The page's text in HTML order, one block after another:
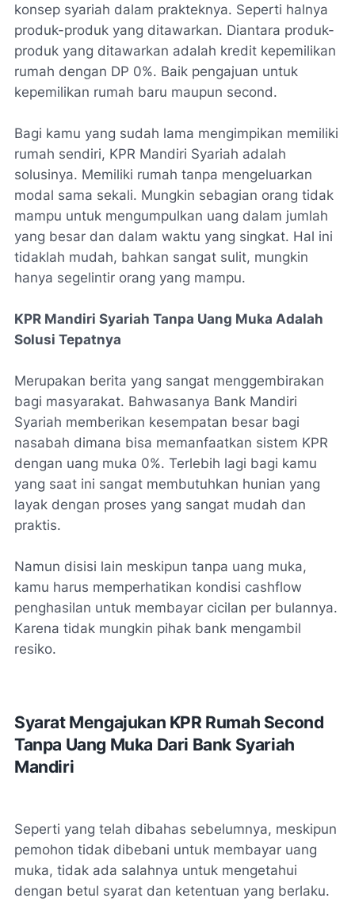
konsep syariah dalam prakteknya. Seperti halnya
produk-produk yang ditawarkan. Diantara produk-
produk yang ditawarkan adalah kredit kepemilikan
rumah dengan DP 0%. Baik pengajuan untuk
kepemilikan rumah baru maupun second.
Bagi kamu yang sudah lama mengimpikan memiliki
rumah sendiri, KPR Mandiri Syariah adalah
solusinya. Memiliki rumah tanpa mengeluarkan
modal sama sekali. Mungkin sebagian orang tidak
mampu untuk mengumpulkan uang dalam jumlah
yang besar dan dalam waktu yang singkat. Hal ini
tidaklah mudah, bahkan sangat sulit, mungkin
hanya segelintir orang yang mampu.
KPR Mandiri Syariah Tanpa Uang Muka Adalah
Solusi Tepatnya
Merupakan berita yang sangat menggembirakan
bagi masyarakat. Bahwasanya Bank Mandiri
Syariah memberikan kesempatan besar bagi
nasabah dimana bisa memanfaatkan sistem KPR
dengan uang muka 0%. Terlebih lagi bagi kamu
yang saat ini sangat membutuhkan hunian yang
layak dengan proses yang sangat mudah dan
praktis.
Namun disisi lain meskipun tanpa uang muka,
kamu harus memperhatikan kondisi cashflow
penghasilan untuk membayar cicilan per bulannya.
Karena tidak mungkin pihak bank mengambil
resiko.
Syarat Mengajukan KPR Rumah Second
Tanpa Uang Muka Dari Bank Syariah
Mandiri
Seperti yang telah dibahas sebelumnya, meskipun
pemohon tidak dibebani untuk membayar uang
muka, tidak ada salahnya untuk mengetahui
dengan betul syarat dan ketentuan yang berlaku.